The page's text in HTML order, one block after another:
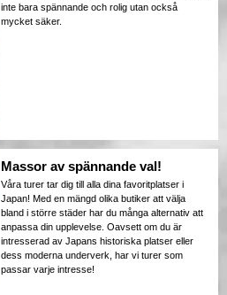
inte bara spännande och rolig utan också
mycket säker.
Massor av spännande val!
Våra turer tar dig till alla dina favoritplatser i
Japan! Med en mängd olika butiker att välja
bland i större städer har du många alternativ att
anpassa din upplevelse. Oavsett om du är
intresserad av Japans historiska platser eller
dess moderna underverk, har vi turer som
passar varje intresse!